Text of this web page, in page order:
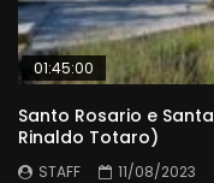
01:45:00
Santo Rosario e
Rinaldo Totaro)
STAFF
11/08/2023